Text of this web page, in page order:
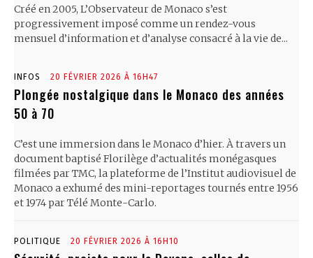
Créé en 2005, L’Observateur de Monaco s’est
progressivement imposé comme un rendez-vous
mensuel d’information et d’analyse consacré à la vie de...
INFOS 20 FÉVRIER 2026 À 16H47
Plongée nostalgique dans le Monaco des années
50 à 70
C’est une immersion dans le Monaco d’hier. À travers un
document baptisé Florilège d’actualités monégasques
filmées par TMC, la plateforme de l’Institut audiovisuel de
Monaco a exhumé des mini-reportages tournés entre 1956
et 1974 par Télé Monte-Carlo.
POLITIQUE 20 FÉVRIER 2026 À 16H10